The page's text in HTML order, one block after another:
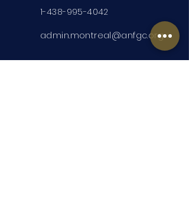
1-438-995-4042
admin.montreal@anfgc.org